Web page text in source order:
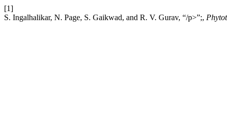
[1]
S. Ingalhalikar, N. Page, S. Gaikwad, and R. V. Gurav, “/p>”;,